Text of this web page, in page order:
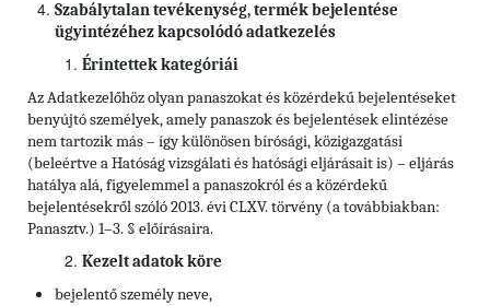
Szabálytalan tevékenység, termék bejelentése
ügyintézéhez kapcsolódó adatkezelés
Érintettek kategóriái
Az Adatkezelőhöz olyan panaszokat és közérdekű bejelentéseket
benyújtó személyek, amely panaszok és bejelentések elintézése
nem tartozik más – így különösen bírósági, közigazgatási
(beleértve a Hatóság vizsgálati és hatósági eljárásait is) – eljárás
hatálya alá, figyelemmel a panaszokról és a közérdekű
bejelentésekről szóló 2013. évi CLXV. törvény (a továbbiakban:
Panasztv.) 1–3. § előírásaira.
Kezelt adatok köre
bejelentő személy neve,